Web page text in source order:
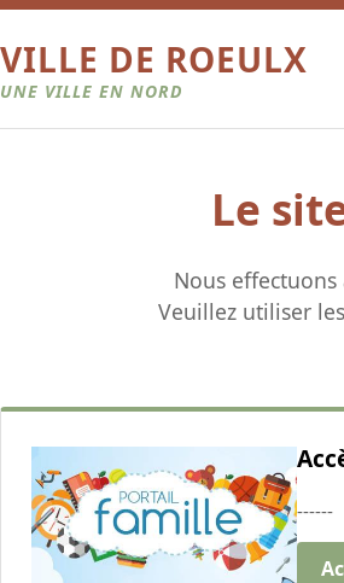
VILLE DE ROEULX
UNE VILLE EN NORD
Le
Nous
Veuillez utiliser
------